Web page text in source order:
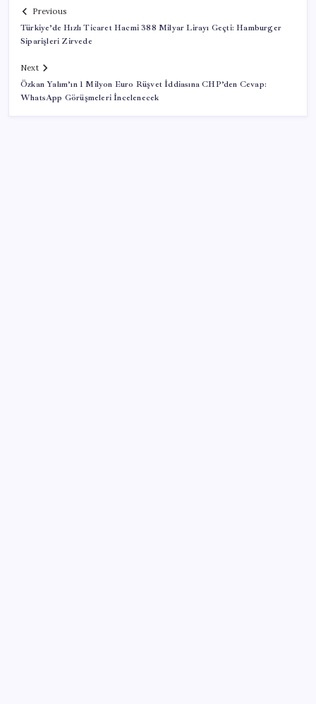
Previous
Türkiye’de Hızlı Ticaret Hacmi 388 Milyar Lirayı Geçti: Hamburger
Siparişleri Zirvede
Next
Özkan Yalım’ın 1 Milyon Euro Rüşvet İddiasına CHP’den Cevap:
WhatsApp Görüşmeleri İncelenecek